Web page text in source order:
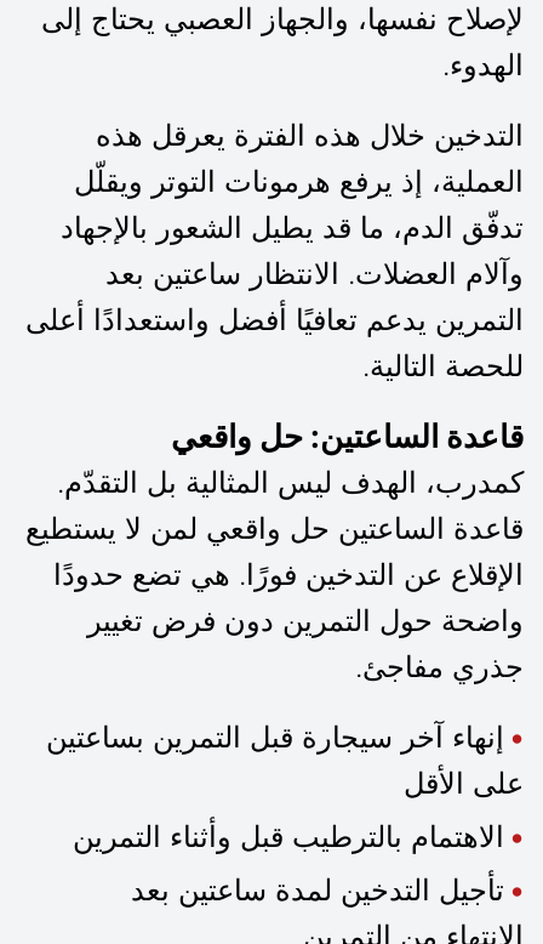
لإصلاح نفسها، والجهاز العصبي يحتاج إلى
الهدوء.
التدخين خلال هذه الفترة يعرقل هذه
العملية، إذ يرفع هرمونات التوتر ويقلّل
تدفّق الدم، ما قد يطيل الشعور بالإجهاد
وآلام العضلات. الانتظار ساعتين بعد
التمرين يدعم تعافيًا أفضل واستعدادًا أعلى
للحصة التالية.
قاعدة الساعتين: حل واقعي
كمدرب، الهدف ليس المثالية بل التقدّم.
قاعدة الساعتين حل واقعي لمن لا يستطيع
الإقلاع عن التدخين فورًا. هي تضع حدودًا
واضحة حول التمرين دون فرض تغيير
جذري مفاجئ.
إنهاء آخر سيجارة قبل التمرين بساعتين
على الأقل
الاهتمام بالترطيب قبل وأثناء التمرين
تأجيل التدخين لمدة ساعتين بعد
الانتهاء من التمرين